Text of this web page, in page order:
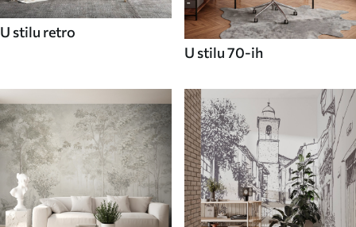
U stilu retro
U stilu 70-ih